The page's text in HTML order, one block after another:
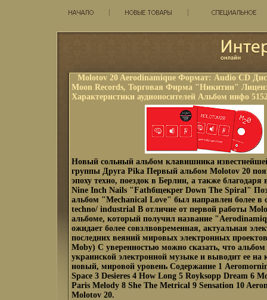
Molotov 20 Aerodinamique Формат: Audio CD
Moon Records, Торговая Фирма "Никитин"
Характеристики аудионосителей Альбом инфо
Новый сольный альбом клавишника
группы Друга Рika Первый альбом Molotov 20
эпоху техно, поездок в Берлин, а также благодаря
Nine Inch Nails "Fathбщекрer Down The Spiral"
альбом "Mechanical Love" был направлен более в
techno/ industrial В отличие от первой работы
альбоме, который получил название
ожидает более совзлвовременная, актуальная
последних веяний мировых электронных
Moby) С уверенностью можно сказать, что
украинской электронной музыке и выводит ее на
новый, мировой уровень Содержание 1
Space 3 Desieres 4 How Long 5 Royksopp Dream 6
Paris Melody 8 She The Metrical 9 Sensation 10
Molotov 20.